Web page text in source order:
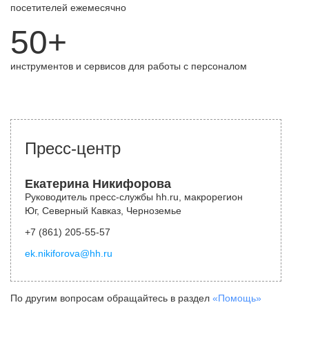
посетителей ежемесячно
50+
инструментов и сервисов для работы с персоналом
Пресс-центр
Екатерина Никифорова
Руководитель пресс-службы hh.ru, макрорегион
Юг, Северный Кавказ, Черноземье
+7 (861) 205-55-57
ek.nikiforova@hh.ru
По другим вопросам обращайтесь в раздел «Помощь»